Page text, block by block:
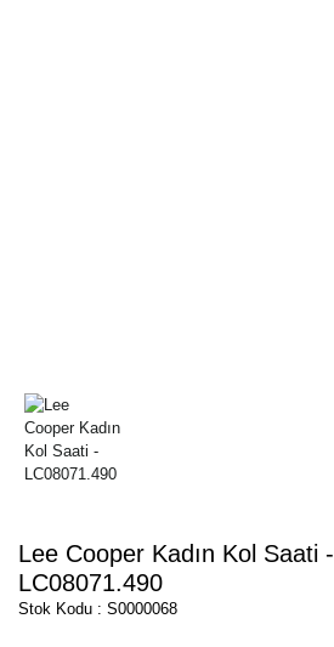
Lee Cooper Kadın Kol Saati -
LC08071.490
Stok Kodu : S0000068